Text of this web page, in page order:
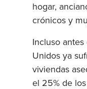
hogar,
crónicos y
Incluso
Unidos ya
viviendas
el 25% de